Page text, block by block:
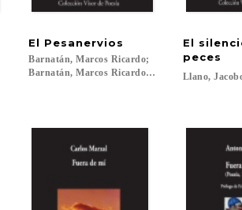
El Pesanervios
Barnatán, Marcos Ricardo;
Barnatán, Marcos Ricardo; Barnatán, Marcos
El
peces
Llano,